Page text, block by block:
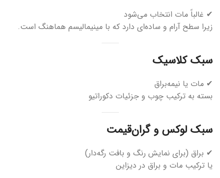
✔ غالباً مات انتخاب می‌شود
زیرا سطح آرام و ساده‌ای دارد که با مینیمالیسم هماهنگ است.
سبک کلاسیک
✔ مات یا نیمه‌براق
بسته به ترکیب چوب و جزئیات دکوراتیو
سبک لوکس و گران‌قیمت
✔ براق (برای نمایش رنگ و بافت رگه‌دار)
یا ترکیب مات و براق در دیزاین